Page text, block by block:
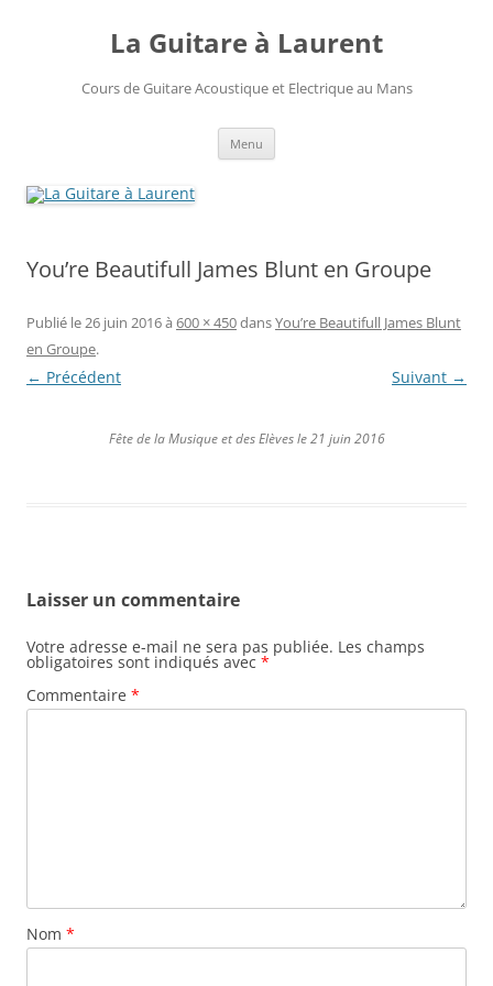
La Guitare à Laurent
Cours de Guitare Acoustique et Electrique au Mans
Menu
You’re Beautifull James Blunt en Groupe
Publié le26 juin 2016à 600 × 450dansYou’re Beautifull James Blunt
en Groupe.
← Précédent Suivant →
Fête de la Musique et des Elèves le 21 juin 2016
Laisser un commentaire
Votre adresse e-mail ne sera pas publiée. Les champs
obligatoires sont indiqués avec *
Commentaire *
Nom *